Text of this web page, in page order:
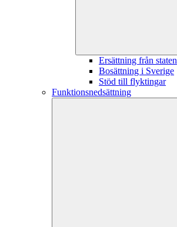
Ersättning från staten
Bosättning i Sverige
Stöd till flyktingar
Funktionsnedsättning